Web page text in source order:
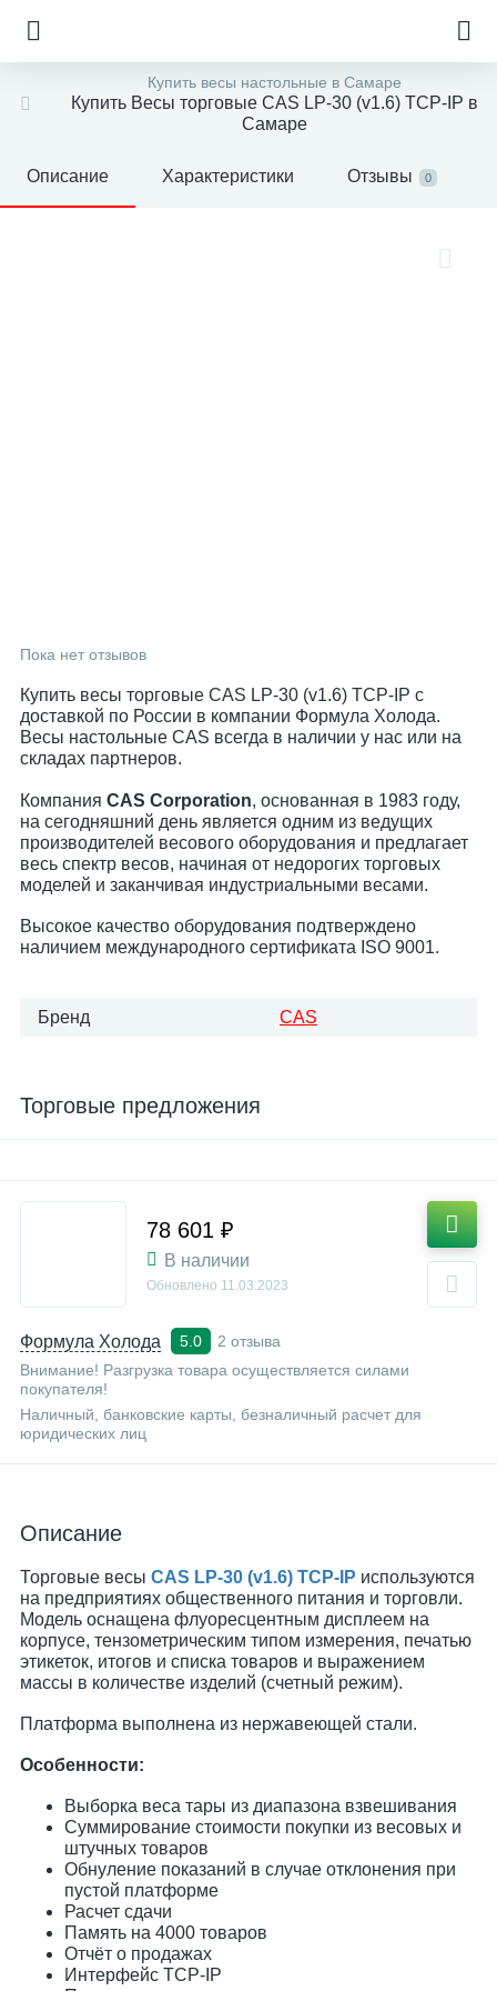
Купить весы настольные в Самаре
Купить Весы торговые CAS LP-30 (v1.6) TCP-IP в
Самаре
Описание Характеристики Отзывы 0
Пока нет отзывов
Купить весы торговые CAS LP-30 (v1.6) TCP-IP с
доставкой по России в компании Формула Холода.
Весы настольные CAS всегда в наличии у нас или на
складах партнеров.
Компания CAS Corporation, основанная в 1983 году,
на сегодняшний день является одним из ведущих
производителей весового оборудования и предлагает
весь спектр весов, начиная от недорогих торговых
моделей и заканчивая индустриальными весами.
Высокое качество оборудования подтверждено
наличием международного сертификата ISO 9001.
Бренд CAS
Торговые предложения
Формула Холода 5.0
2 отзыва
Внимание! Разгрузка товара осуществляется силами
покупателя!
Наличный, банковские карты, безналичный расчет для
юридических лиц
78 601 ₽
В наличии
Обновлено 11.03.2023
Описание
Торговые весы CAS LP-30 (v1.6) TCP-IP используются
на предприятиях общественного питания и торговли.
Модель оснащена флуоресцентным дисплеем на
корпусе, тензометрическим типом измерения, печатью
этикеток, итогов и списка товаров и выражением
массы в количестве изделий (счетный режим).
Платформа выполнена из нержавеющей стали.
Особенности:
Выборка веса тары из диапазона взвешивания
Суммирование стоимости покупки из весовых и
штучных товаров
Обнуление показаний в случае отклонения при
пустой платформе
Расчет сдачи
Память на 4000 товаров
Отчёт о продажах
Интерфейс TCP-IP